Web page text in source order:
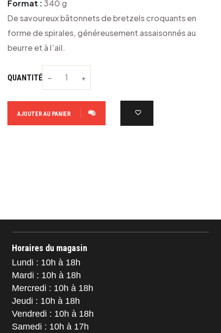
Format :340 g
De savoureux bâtonnets de bretzels croquants en
forme de spirales, généreusement assaisonnés au
beurre et à l’ail.
QUANTITÉ
AJOUTER AU PANIER
Horaires du magasin
Lundi : 10h à 18h
Mardi : 10h à 18h
Mercredi : 10h à 18h
Jeudi : 10h à 18h
Vendredi : 10h à 18h
Samedi : 10h à 17h